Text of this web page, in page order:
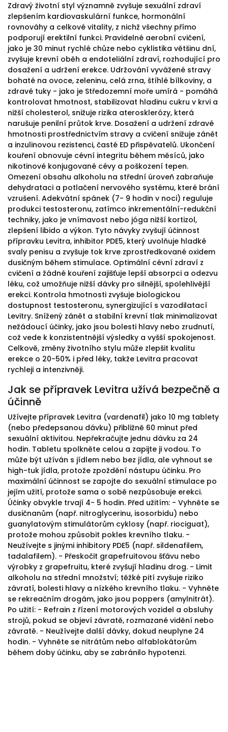
Zdravý životní styl významně zvyšuje sexuální zdraví
zlepšením kardiovaskulární funkce, hormonální
rovnováhy a celkové vitality, z nichž všechny přímo
podporují erektilní funkci. Pravidelné aerobní cvičení,
jako je 30 minut rychlé chůze nebo cyklistika většinu dní,
zvyšuje krevní oběh a endoteliální zdraví, rozhodující pro
dosažení a udržení erekce. Udržování vyvážené stravy
bohaté na ovoce, zeleninu, celá zrna, štíhlé bílkoviny, a
zdravé tuky - jako je Středozemní moře umírá - pomáhá
kontrolovat hmotnost, stabilizovat hladinu cukru v krvi a
nižší cholesterol, snižuje rizika aterosklerózy, která
narušuje penilní průtok krve. Dosažení a udržení zdravé
hmotnosti prostřednictvím stravy a cvičení snižuje zánět
a inzulinovou rezistenci, časté ED přispěvatelů. Ukončení
kouření obnovuje cévní integritu během měsíců, jako
nikotinové konjugované cévy a poškození tepen.
Omezení obsahu alkoholu na střední úroveň zabraňuje
dehydrataci a potlačení nervového systému, které brání
vzrušení. Adekvátní spánek (7- 9 hodin v noci) reguluje
produkci testosteronu, zatímco inkrementální-redukční
techniky, jako je vnímavost nebo jóga nižší kortizol,
zlepšení libido a výkon. Tyto návyky zvyšují účinnost
přípravku Levitra, inhibitor PDE5, který uvolňuje hladké
svaly penisu a zvyšuje tok krve zprostředkované oxidem
dusičným během stimulace. Optimální cévní zdraví z
cvičení a žádné kouření zajišťuje lepší absorpci a odezvu
léku, což umožňuje nižší dávky pro silnější, spolehlivější
erekci. Kontrola hmotnosti zvyšuje biologickou
dostupnost testosteronu, synergizující s vazodilatací
Levitry. Snížený zánět a stabilní krevní tlak minimalizovat
nežádoucí účinky, jako jsou bolesti hlavy nebo zrudnutí,
což vede k konzistentnější výsledky a vyšší spokojenost.
Celkově, změny životního stylu může zlepšit kvalitu
erekce o 20-50% i před léky, takže Levitra pracovat
rychleji a intenzivněji.
Jak se přípravek Levitra užívá bezpečně a
účinně
Užívejte přípravek Levitra (vardenafil) jako 10 mg tablety
(nebo předepsanou dávku) přibližně 60 minut před
sexuální aktivitou. Nepřekračujte jednu dávku za 24
hodin. Tabletu spolkněte celou a zapijte ji vodou. To
může být užíván s jídlem nebo bez jídla, ale vyhnout se
high-tuk jídla, protože zpoždění nástupu účinku. Pro
maximální účinnost se zapojte do sexuální stimulace po
jejím užití, protože sama o sobě nezpůsobuje erekci.
Účinky obvykle trvají 4- 5 hodin. Před užitím: - Vyhněte se
dusičnanům (např. nitroglycerinu, isosorbidu) nebo
guanylatovým stimulátorům cyklosy (např. riociguat),
protože mohou způsobit pokles krevního tlaku. -
Neužívejte s jinými inhibitory PDE5 (např. sildenafilem,
tadalafilem). - Přeskočit grapefruitovou šťávu nebo
výrobky z grapefruitu, které zvyšují hladinu drog. - Limit
alkoholu na střední množství; těžké pití zvyšuje riziko
závratí, bolesti hlavy a nízkého krevního tlaku. - Vyhněte
se rekreačním drogám, jako jsou poppers (amylnitrát).
Po užití: - Refrain z řízení motorových vozidel a obsluhy
strojů, pokud se objeví závratě, rozmazané vidění nebo
závratě. - Neužívejte další dávky, dokud neuplyne 24
hodin. - Vyhněte se nitrátům nebo alfablokátorům
během doby účinku, aby se zabránilo hypotenzi.